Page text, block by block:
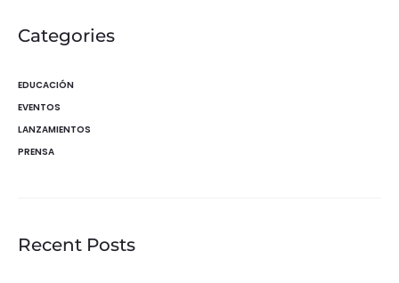
Categories
EDUCACIÓN
EVENTOS
LANZAMIENTOS
PRENSA
Recent Posts